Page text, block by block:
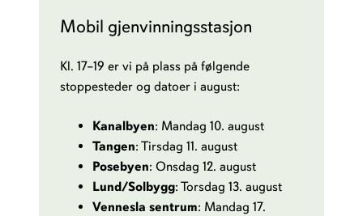
Mobil gjenvinningsstasjon
Kl. 17–19 er vi på plass på følgende
stoppesteder og datoer i august:
Kanalbyen: Mandag 10. august
Tangen: Tirsdag 11. august
Posebyen: Onsdag 12. august
Lund/Solbygg: Torsdag 13. august
Vennesla sentrum: Mandag 17.